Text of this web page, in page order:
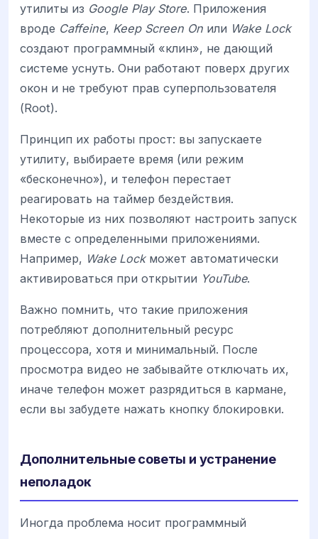
утилиты из Google Play Store. Приложения
вроде Caffeine, Keep Screen On или Wake Lock
создают программный «клин», не дающий
системе уснуть. Они работают поверх других
окон и не требуют прав суперпользователя
(Root).
Принцип их работы прост: вы запускаете
утилиту, выбираете время (или режим
«бесконечно»), и телефон перестает
реагировать на таймер бездействия.
Некоторые из них позволяют настроить запуск
вместе с определенными приложениями.
Например, Wake Lockможет автоматически
активироваться при открытии YouTube.
Важно помнить, что такие приложения
потребляют дополнительный ресурс
процессора, хотя и минимальный. После
просмотра видео не забывайте отключать их,
иначе телефон может разрядиться в кармане,
если вы забудете нажать кнопку блокировки.
Дополнительные советы и устранение
неполадок
Иногда проблема носит программный